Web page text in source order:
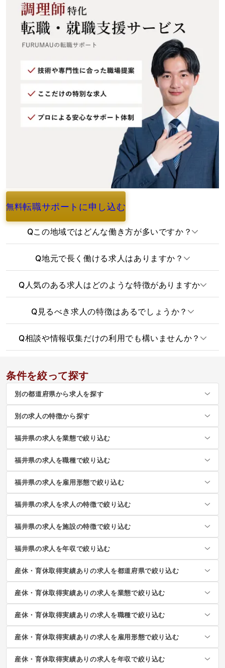
無料転職サポートに申し込む
よくあるご質問
Qこの地域ではどんな働き方が多いですか？
Q地元で長く働ける求人はありますか？
Q人気のある求人はどのような特徴がありますか
Q 見るべき求人の特徴はあるでしょうか？
Q相談や情報収集だけの利用でも構いませんか？
条件を絞って探す
別の都道府県から求人を探す
別の求人の特徴から探す
福井県の求人を業態で絞り込む
福井県の求人を職種で絞り込む
福井県の求人を雇用形態で絞り込む
福井県の求人を求人の特徴で絞り込む
福井県の求人を施設の特徴で絞り込む
福井県の求人を年収で絞り込む
産休・育休取得実績ありの求人を都道府県で絞り込む
産休・育休取得実績ありの求人を業態で絞り込む
産休・育休取得実績ありの求人を職種で絞り込む
産休・育休取得実績ありの求人を雇用形態で絞り込む
産休・育休取得実績ありの求人を年収で絞り込む